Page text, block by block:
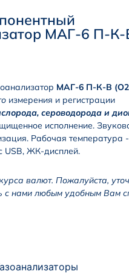
МАГ-6 П-К-
МАГ-6 П-К-В
измерения и регистрации
сероводорода и
исполнение.
Рабочая температура
USB, ЖК-дисплей.
валют. Пожалуйста,
с нами любым удобным Вам